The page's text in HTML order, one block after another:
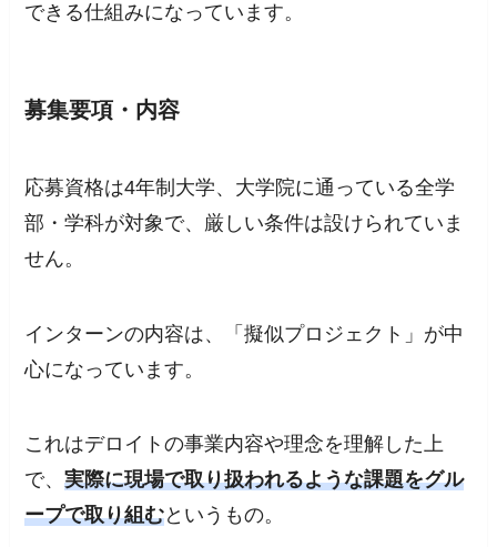
できる仕組みになっています。
募集要項・内容
応募資格は4年制大学、大学院に通っている全学
部・学科が対象で、厳しい条件は設けられていま
せん。
インターンの内容は、「擬似プロジェクト」が中
心になっています。
これはデロイトの事業内容や理念を理解した上
で、実際に現場で取り扱われるような課題をグル
ープで取り組むというもの。